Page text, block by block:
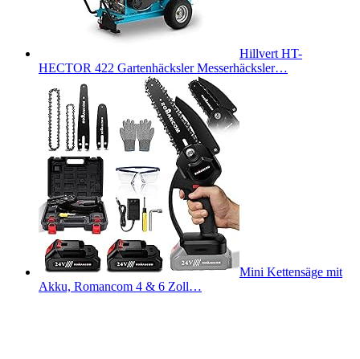
Hillvert HT-
HECTOR 422 Gartenhäcksler Messerhäcksler…
Mini Kettensäge mit
Akku, Romancom 4 & 6 Zoll…